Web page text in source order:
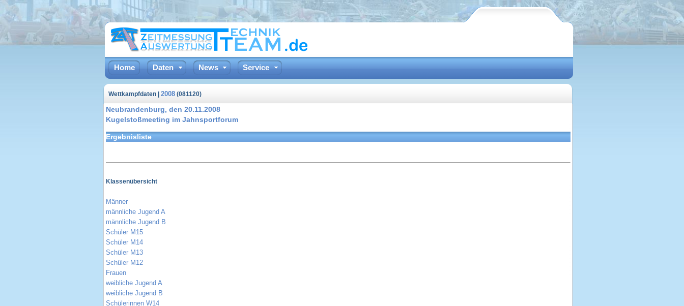
Home Daten News Service
Wettkampfdaten | 2008 (081120)
Neubrandenburg, den 20.11.2008
Kugelstoßmeeting im Jahnsportforum
Ergebnisliste
Klassenübersicht
Männer
männliche Jugend A
männliche Jugend B
Schüler M15
Schüler M14
Schüler M13
Schüler M12
Frauen
weibliche Jugend A
weibliche Jugend B
Schülerinnen W14